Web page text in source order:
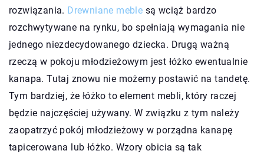
rozwiązania. Drewniane meble są wciąż bardzo
rozchwytywane na rynku, bo spełniają wymagania nie
jednego niezdecydowanego dziecka. Drugą ważną
rzeczą w pokoju młodzieżowym jest łóżko ewentualnie
kanapa. Tutaj znowu nie możemy postawić na tandetę.
Tym bardziej, że łóżko to element mebli, który raczej
będzie najczęściej używany. W związku z tym należy
zaopatrzyć pokój młodzieżowy w porządna kanapę
tapicerowana lub łóżko. Wzory obicia są tak